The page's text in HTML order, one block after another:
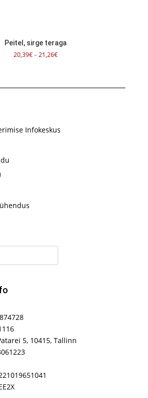
Peitel, sirge teraga
20,39€–21,26€Hinnavahemik:
Infokeskus
5, 10415, Tallinn